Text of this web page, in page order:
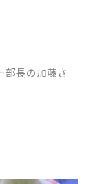
部長の加藤さ